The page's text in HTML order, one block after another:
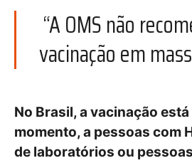
“A OMS não
vacinação em
No Brasil, a vacinação
momento, a pessoas com
de laboratórios ou